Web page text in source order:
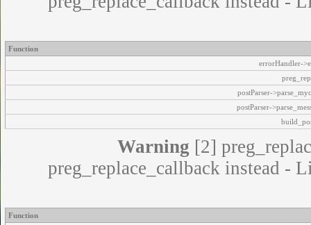
Function
errorHandler-
postParser-
postParser-
Warning [2]
preg_replace_callback instead -
Function